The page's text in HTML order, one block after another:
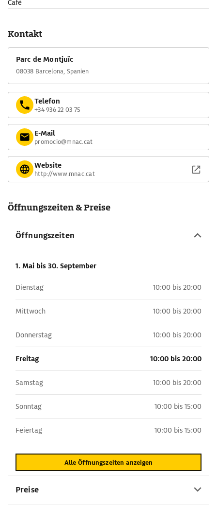
Café
Kontakt
Parc de Montjuïc
08038 Barcelona, Spanien
Telefon
+34 936 22 03 75
E-Mail
promocio@mnac.cat
Website
http://www.mnac.cat
Öffnungszeiten & Preise
Öffnungszeiten
1. Mai bis 30. September
Dienstag 10:00 bis 20:00
Mittwoch 10:00 bis 20:00
Donnerstag 10:00 bis 20:00
Freitag 10:00 bis 20:00
Samstag 10:00 bis 20:00
Sonntag 10:00 bis 15:00
Feiertag 10:00 bis 15:00
Alle Öffnungszeiten anzeigen
Preise